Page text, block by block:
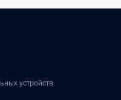
устройств